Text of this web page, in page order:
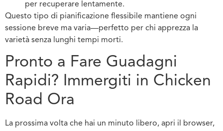
per recuperare lentamente.
Questo tipo di pianificazione flessibile mantiene ogni
sessione breve ma varia—perfetto per chi apprezza la
varietà senza lunghi tempi morti.
Pronto a Fare Guadagni
Rapidi? Immergiti in Chicken
Road Ora
La prossima volta che hai un minuto libero, apri il browser,